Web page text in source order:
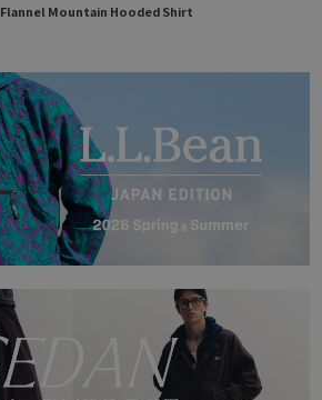
Flannel Mountain Hooded Shirt